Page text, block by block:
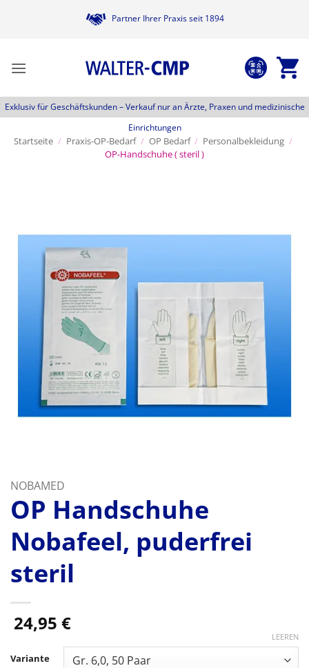
Partner Ihrer Praxis seit 1894
Exklusiv für Geschäftskunden –Verkauf nur an Ärzte, Praxen und medizinische
Einrichtungen
Startseite / Praxis-OP-Bedarf / OP Bedarf / Personalbekleidung /
OP-Handschuhe ( steril )
NOBAMED
OP Handschuhe
Nobafeel, puderfrei
steril
24,95 €
Variante
LEEREN